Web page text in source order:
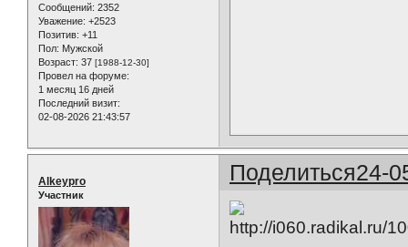
Сообщений: 2352
Уважение: +2523
Позитив: +11
Пол: Мужской
Возраст: 37 [1988-12-30]
Провел на форуме:
1 месяц 16 дней
Последний визит:
02-08-2026 21:43:57
Поделиться24-
Alkeypro
Участник